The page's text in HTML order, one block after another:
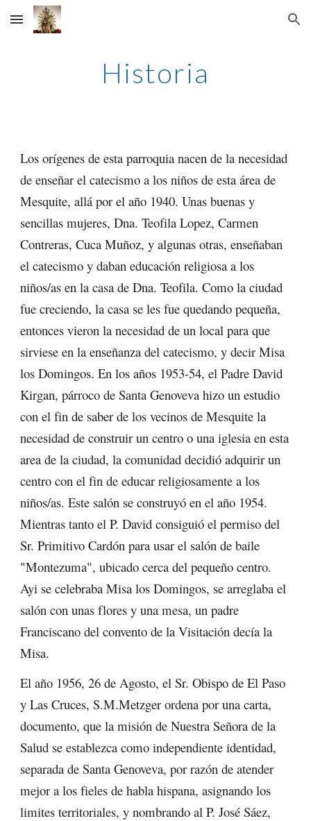
Skip to main content Skip to navigation
Historia
Los orígenes de esta parroquia nacen de la necesidad
de enseñar el catecismo a los niños de esta área de
Mesquite, allá por el año 1940. Unas buenas y
sencillas mujeres, Dna. Teofila Lopez, Carmen
Contreras, Cuca Muñoz, y algunas otras, enseñaban
el catecismo y daban educación religiosa a los
niños/as en la casa de Dna. Teofila. Como la ciudad
fue creciendo, la casa se les fue quedando pequeña,
entonces vieron la necesidad de un local para que
sirviese en la enseñanza del catecismo, y decir Misa
los Domingos. En los años 1953-54, el Padre David
Kirgan, párroco de Santa Genoveva hizo un estudio
con el fin de saber de los vecinos de Mesquite la
necesidad de construir un centro o una iglesia en esta
area de la ciudad, la comunidad decidió adquirir un
centro con el fin de educar religiosamente a los
niños/as. Este salón se construyó en el año 1954.
Mientras tanto el P. David consiguió el permiso del
Sr. Primitivo Cardón para usar el salón de baile
"Montezuma", ubicado cerca del pequeño centro.
Ayi se celebraba Misa los Domingos, se arreglaba el
salón con unas flores y una mesa, un padre
Franciscano del convento de la Visitación decía la
Misa.
El año 1956, 26 de Agosto, el Sr. Obispo de El Paso
y Las Cruces, S.M.Metzger ordena por una carta,
documento, que la misión de Nuestra Señora de la
Salud se establezca como independiente identidad,
separada de Santa Genoveva, por razón de atender
mejor a los fieles de habla hispana, asignando los
limites territoriales, y nombrando al P. José Sáez,